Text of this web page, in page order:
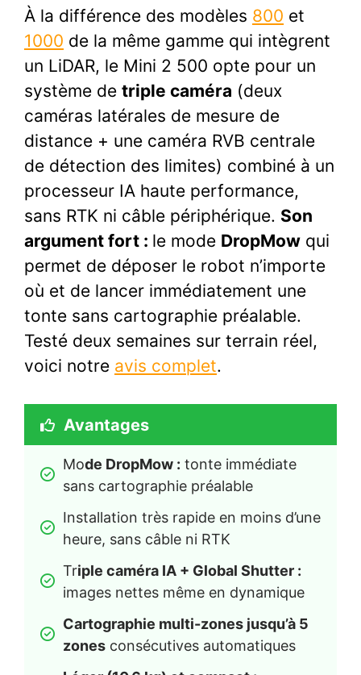
À la différence des modèles 800 et
1000 de la même gamme qui intègrent
un LiDAR, le Mini 2 500 opte pour un
système de triple caméra (deux
caméras latérales de mesure de
distance + une caméra RVB centrale
de détection des limites) combiné à un
processeur IA haute performance,
sans RTK ni câble périphérique. Son
argument fort : le mode DropMow qui
permet de déposer le robot n’importe
où et de lancer immédiatement une
tonte sans cartographie préalable.
Testé deux semaines sur terrain réel,
voici notre avis complet.
Avantages
Mode DropMow : tonte immédiate
sans cartographie préalable
Installation très rapide en moins d’une
heure, sans câble ni RTK
Triple caméra IA + Global Shutter :
images nettes même en dynamique
Cartographie multi-zones jusqu’à 5
zones consécutives automatiques